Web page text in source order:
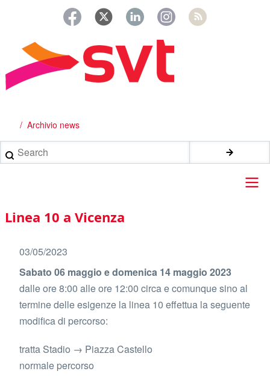
principale
Briciole
di
pane
Archivio news
Search
Main
navigation
Linea 10 a Vicenza
03/05/2023
Sabato 06 maggio e domenica 14 maggio 2023
dalle ore 8:00 alle ore 12:00 circa e comunque sino al
termine delle esigenze la linea 10 effettua la seguente
modifica di percorso:
tratta Stadio → Piazza Castello
normale percorso